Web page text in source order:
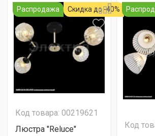
Распродажа Скидка до -40%
Код товара: 00219621
Люстра "Reluce"
Код